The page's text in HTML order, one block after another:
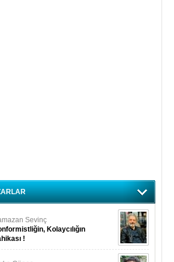
Sevinç
Kolaycılığın
!